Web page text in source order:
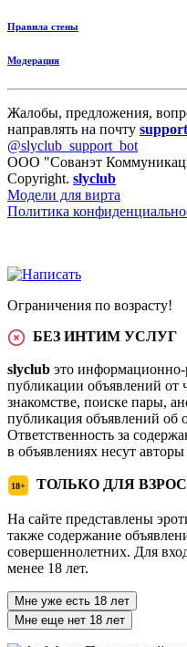
Правила стены
Модерация
Жалобы, предложения,
направлять на почту
@slyclub_support_bot
ООО "Сованэт
Copyright. slyclub
Модели для вирта
Политика
Ограничения по возрасту!
БЕЗ ИНТИМ УСЛУГ
slyclub это информационно-
публикации объявлений от
знакомстве, поиске пары,
публикация объявлений об
Ответственность за
в объявлениях несут
18+ ТОЛЬКО ДЛЯ
На сайте представлены
также содержание
совершеннолетних. Для
менее 18 лет.
Мне уже есть 18 лет
Мне еще нет 18 лет